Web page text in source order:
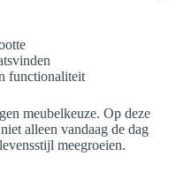
functionaliteit
meubelkeuze. Op deze
alleen vandaag de dag
meegroeien.